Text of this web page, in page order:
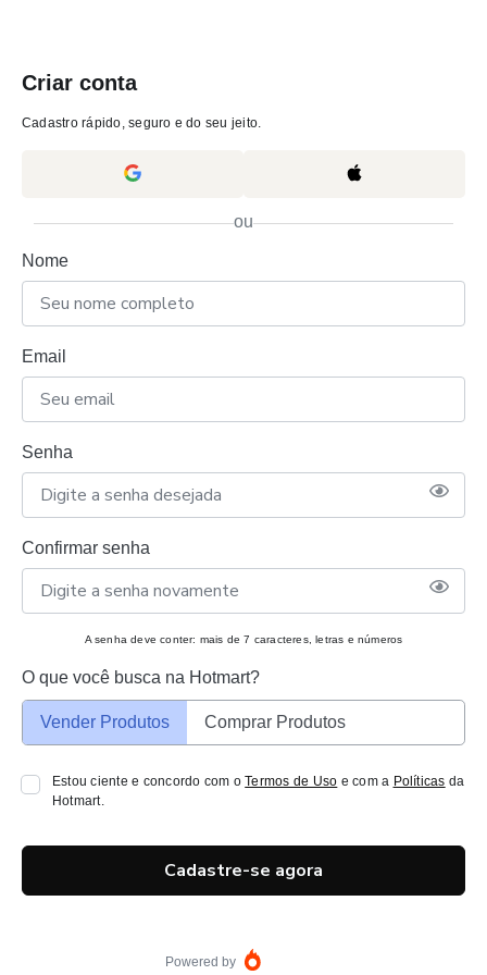
Criar conta
Cadastro rápido, seguro e do seu jeito.
ou
Nome
Email
Senha
Confirmar senha
A senha deve conter: mais de 7 caracteres, letras e números
O que você busca na Hotmart?
Vender Produtos Comprar Produtos
Estou ciente e concordo com oTermos de Uso e com a Políticas da
Hotmart.
Cadastre-se agora
Powered by